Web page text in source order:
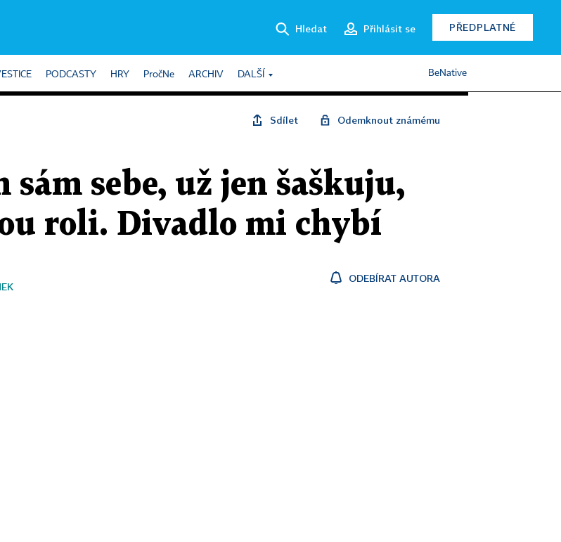
Hledat Přihlásit se PŘEDPLATNÉ
PODCASTY HRY PročNe ARCHIV DALŠÍ BeNative
Sdílet Odemknout známému
sebe, už jen šaškuju,
roli. Divadlo mi chybí
ODEBÍRAT AUTORA